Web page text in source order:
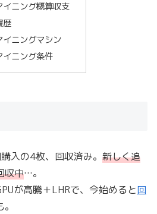
ニング概算収支
ニングマシン
ニング条件
入の4枚、回収済み。 新しく追
収中…。
が高騰＋LHRで、今始めると回